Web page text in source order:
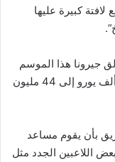
كبيرة عليها
جيرونا هذا الموسم
بعد أن زادت ميزانيته من تسعة ملايين و400 ألف يورو إلى 44 مليون
بأن يقوم مساعد
اللاعبين الجدد مثل